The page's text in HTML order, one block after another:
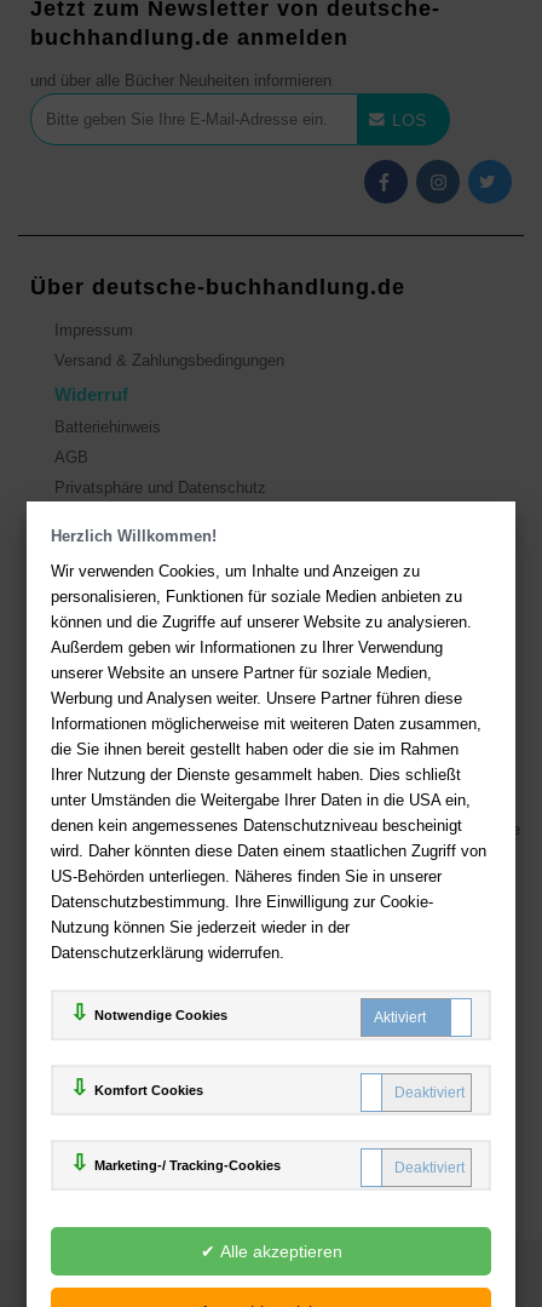
Herzlich Willkommen!
Wir verwenden Cookies, um Inhalte und Anzeigen zu
personalisieren, Funktionen für soziale Medien anbieten zu
können und die Zugriffe auf unserer Website zu analysieren.
Außerdem geben wir Informationen zu Ihrer Verwendung
unserer Website an unsere Partner für soziale Medien,
Werbung und Analysen weiter. Unsere Partner führen diese
Informationen möglicherweise mit weiteren Daten zusammen,
die Sie ihnen bereit gestellt haben oder die sie im Rahmen
Ihrer Nutzung der Dienste gesammelt haben. Dies schließt
unter Umständen die Weitergabe Ihrer Daten in die USA ein,
denen kein angemessenes Datenschutzniveau bescheinigt
wird. Daher könnten diese Daten einem staatlichen Zugriff von
US-Behörden unterliegen. Näheres finden Sie in unserer
Datenschutzbestimmung. Ihre Einwilligung zur Cookie-
Nutzung können Sie jederzeit wieder in der
Datenschutzerklärung widerrufen.
Notwendige Cookies
Komfort Cookies
Marketing-/ Tracking-Cookies
Jetzt zum Newsletter von deutsche-
buchhandlung.de anmelden
und über alle Bücher Neuheiten informieren
LOS
Über deutsche-buchhandlung.de
Impressum
Versand & Zahlungsbedingungen
Widerruf
Batteriehinweis
AGB
Privatsphäre und Datenschutz
Sie haben Fragen? Hier finden Sie Antworten auf häufig gestellte
Fragen.
Fragen per E-Mail: service@deutsche-buchhandlung.de
Telefon: +49 (0)511 - 982 684 41
Ihre Vorteile bei uns
Kostenloser Versand ab 36,- EUR Bestellwert
Sicherer Online Shop und Zahlung mit SSL-Verschlüsselung
Viele Zahlungsmethoden wie PayPal, Amazon Payment, Vorkasse
Zahlweisen
Deutsche-Buchhandlung.de
www.deutsche-buchhandlung.de ist ein Angebot der
Handelsgesellschaft mbH